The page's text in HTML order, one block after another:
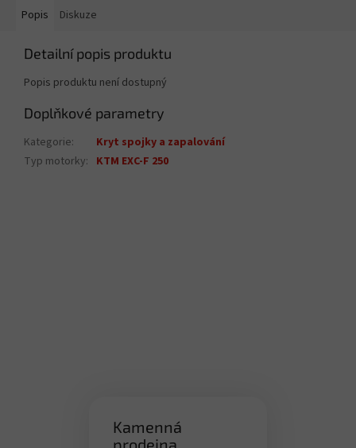
Popis Diskuze
Detailní popis produktu
Popis produktu není dostupný
Doplňkové parametry
Kategorie:
Kryt spojky a zapalování
Typ motorky: KTM EXC-F 250
Kamenná